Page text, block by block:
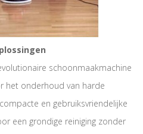
schoonmaakmachine
het onderhoud van harde
en gebruiksvriendelijke
een grondige reiniging zonder